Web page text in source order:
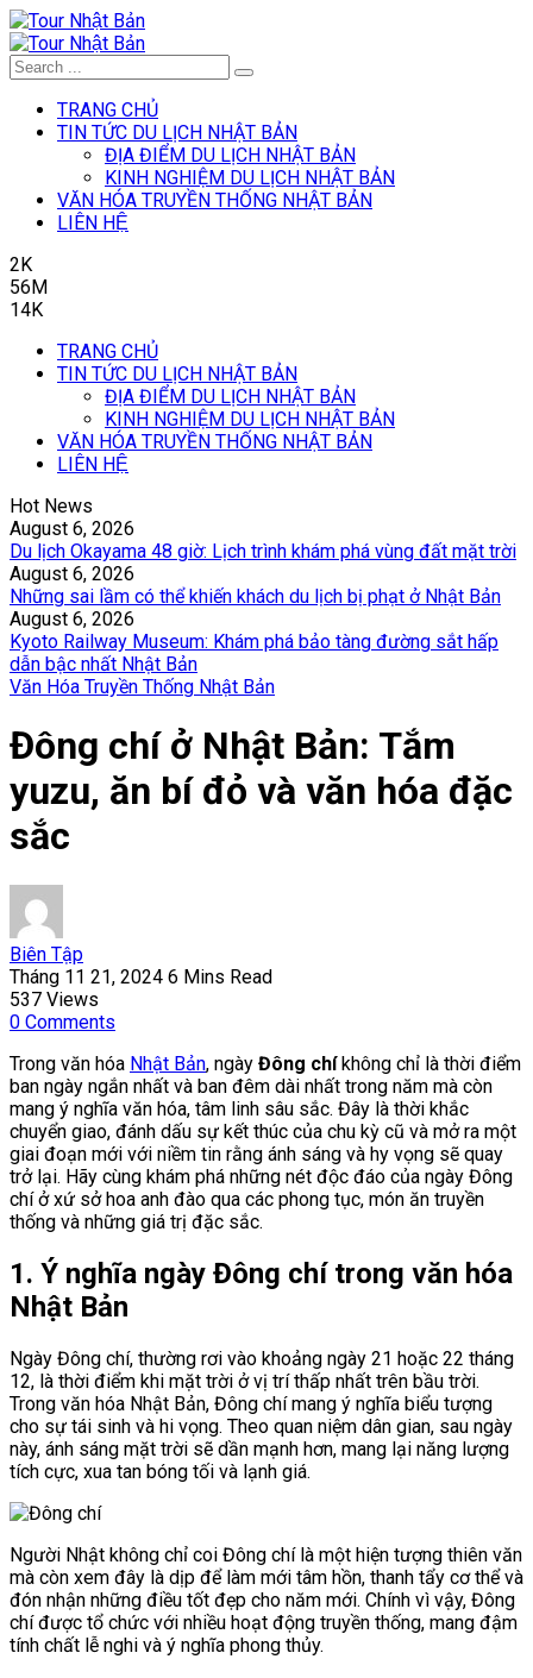
TRANG CHỦ
TIN TỨC DU LỊCH NHẬT BẢN
ĐỊA ĐIỂM DU LỊCH NHẬT BẢN
KINH NGHIỆM DU LỊCH NHẬT BẢN
VĂN HÓA TRUYỀN THỐNG NHẬT BẢN
LIÊN HỆ
2K
56M
14K
TRANG CHỦ
TIN TỨC DU LỊCH NHẬT BẢN
ĐỊA ĐIỂM DU LỊCH NHẬT BẢN
KINH NGHIỆM DU LỊCH NHẬT BẢN
VĂN HÓA TRUYỀN THỐNG NHẬT BẢN
LIÊN HỆ
Hot News
August 6, 2026
Du lịch Okayama 48 giờ: Lịch trình khám phá vùng đất mặt trời
August 6, 2026
Những sai lầm có thể khiến khách du lịch bị phạt ở Nhật Bản
August 6, 2026
Kyoto Railway Museum: Khám phá bảo tàng đường sắt hấp
dẫn bậc nhất Nhật Bản
Văn Hóa Truyền Thống Nhật Bản
Đông chí ở Nhật Bản: Tắm
yuzu, ăn bí đỏ và văn hóa đặc
sắc
Biên Tập
Tháng 11 21, 2024 6 Mins Read
537 Views
0 Comments
Trong văn hóa Nhật Bản, ngày Đông chíkhông chỉ là thời điểm
ban ngày ngắn nhất và ban đêm dài nhất trong năm mà còn
mang ý nghĩa văn hóa, tâm linh sâu sắc. Đây là thời khắc
chuyển giao, đánh dấu sự kết thúc của chu kỳ cũ và mở ra một
giai đoạn mới với niềm tin rằng ánh sáng và hy vọng sẽ quay
trở lại. Hãy cùng khám phá những nét độc đáo của ngày Đông
chí ở xứ sở hoa anh đào qua các phong tục, món ăn truyền
thống và những giá trị đặc sắc.
1. Ý nghĩa ngày Đông chí trong văn hóa
Nhật Bản
Ngày Đông chí, thường rơi vào khoảng ngày 21 hoặc 22 tháng
12, là thời điểm khi mặt trời ở vị trí thấp nhất trên bầu trời.
Trong văn hóa Nhật Bản, Đông chí mang ý nghĩa biểu tượng
cho sự tái sinh và hi vọng. Theo quan niệm dân gian, sau ngày
này, ánh sáng mặt trời sẽ dần mạnh hơn, mang lại năng lượng
tích cực, xua tan bóng tối và lạnh giá.
Người Nhật không chỉ coi Đông chí là một hiện tượng thiên văn
mà còn xem đây là dịp để làm mới tâm hồn, thanh tẩy cơ thể và
đón nhận những điều tốt đẹp cho năm mới. Chính vì vậy, Đông
chí được tổ chức với nhiều hoạt động truyền thống, mang đậm
tính chất lễ nghi và ý nghĩa phong thủy.